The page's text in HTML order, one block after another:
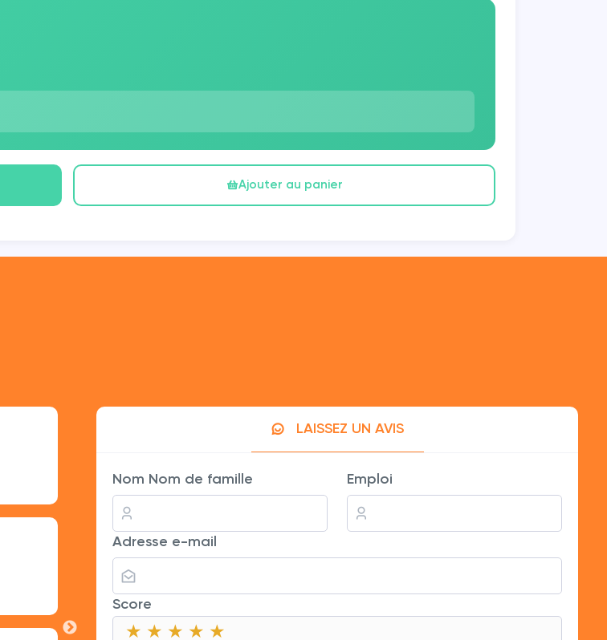
Ajouter au panier
Simple et efficace, rien à redire. Mes visites ont doublé!
Lucas Petit
Ça marche bien, mais j'ai eu quelques visiteurs non désirés.
LAISSEZ UN AVIS
Nom Nom de famille Emploi
Adresse e-mail
Score
★
★ ★
★ ★ ★
★ ★ ★ ★
★ ★ ★ ★ ★